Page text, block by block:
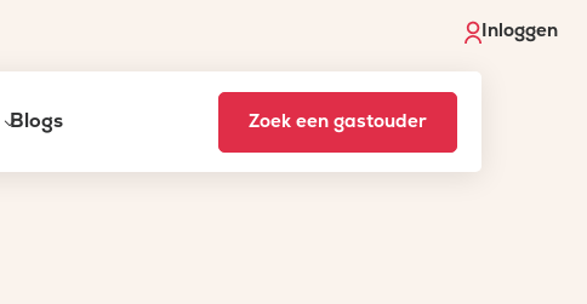
Inloggen
Blogs Zoek een gastouder